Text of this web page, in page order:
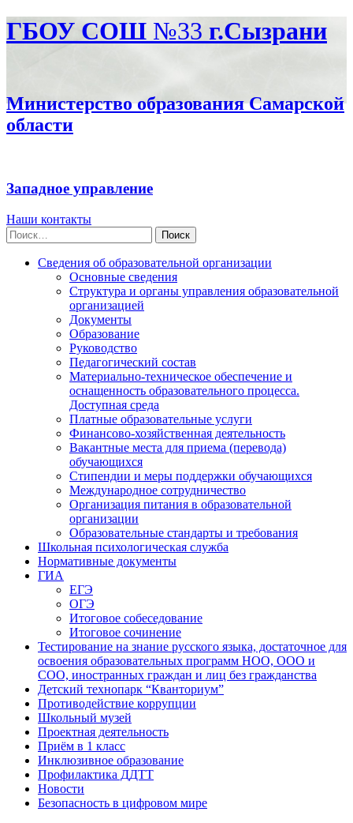
ГБОУ СОШ №33 г.Сызрани
Министерство образования Самарской
области
Западное управление
Наши контакты
Найти:
Сведения об образовательной организации
Основные сведения
Структура и органы управления образовательной
организацией
Документы
Образование
Руководство
Педагогический состав
Материально-техническое обеспечение и
оснащенность образовательного процесса.
Доступная среда
Платные образовательные услуги
Финансово-хозяйственная деятельность
Вакантные места для приема (перевода)
обучающихся
Стипендии и меры поддержки обучающихся
Международное сотрудничество
Организация питания в образовательной
организации
Образовательные стандарты и требования
Школьная психологическая служба
Нормативные документы
ГИА
ЕГЭ
ОГЭ
Итоговое собеседование
Итоговое сочинение
Тестирование на знание русского языка, достаточное для
освоения образовательных программ НОО, ООО и
СОО, иностранных граждан и лиц без гражданства
Детский технопарк “Кванториум”
Противодействие коррупции
Школьный музей
Проектная деятельность
Приём в 1 класс
Инклюзивное образование
Профилактика ДДТТ
Новости
Безопасность в цифровом мире